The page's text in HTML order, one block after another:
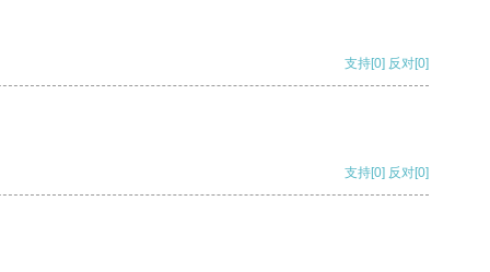
支持[0] 反对[0]
支持[0] 反对[0]